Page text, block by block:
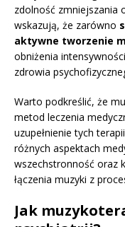
zdolność zmniejszania
wskazują, że zarówno
aktywne tworzenie
obniżenia
zdrowia
Warto podkreślić, że
metod leczenia
uzupełnienie tych
różnych aspektach
wszechstronność oraz
łączenia muzyki z
Jak